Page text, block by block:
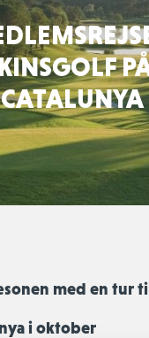
CATALUNYA
med en tur
i oktober